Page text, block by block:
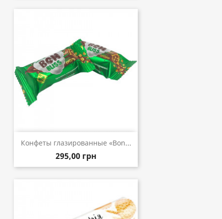
Конфеты глазированные «Bon...
295,00 грн